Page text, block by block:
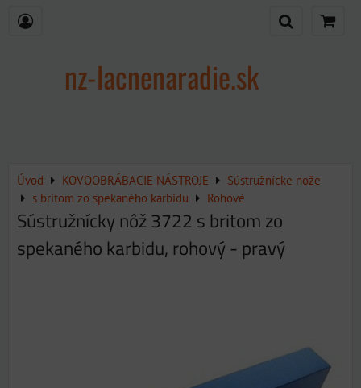
nz-lacnenaradie.sk
Úvod KOVOOBRÁBACIE NÁSTROJE
Sústružnícke nože
s britom zo spekaného karbidu
Rohové
Sústružnícky nôž 3722 s britom zo
spekaného karbidu, rohový - pravý